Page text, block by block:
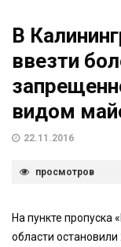
В
ввезти
видом
22.11.2016
просмотров
На пункте пропуска
области